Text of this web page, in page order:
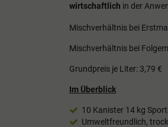
wirtschaftlich in der
Mischverhältnis bei
Mischverhältnis bei
Grundpreis je Liter: 3,79 €
Im Überblick
10 Kanister 14 kg
Umweltfreundlich,